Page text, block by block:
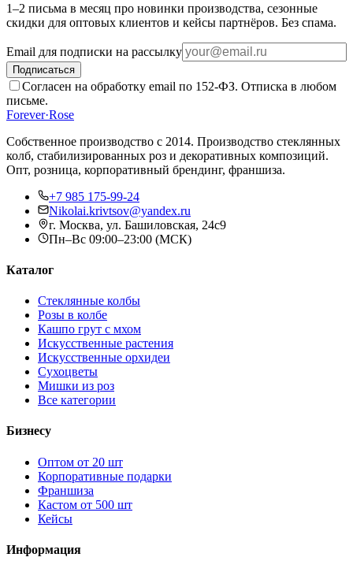
1–2 письма в месяц про новинки производства, сезонные
скидки для оптовых клиентов и кейсы партнёров. Без спама.
Email для подписки на рассылку
Подписаться
Согласен на обработку email по 152-ФЗ. Отписка в любом
письме.
Forever·Rose
Собственное производство с 2014. Производство стеклянных
колб, стабилизированных роз и декоративных композиций.
Опт, розница, корпоративный брендинг, франшиза.
+7 985 175-99-24
Nikolai.krivtsov@yandex.ru
г. Москва, ул. Башиловская, 24с9
Пн–Вс 09:00–23:00 (МСК)
Каталог
Стеклянные колбы
Розы в колбе
Кашпо грут с мхом
Искусственные растения
Искусственные орхидеи
Сухоцветы
Мишки из роз
Все категории
Бизнесу
Оптом от 20 шт
Корпоративные подарки
Франшиза
Кастом от 500 шт
Кейсы
Информация